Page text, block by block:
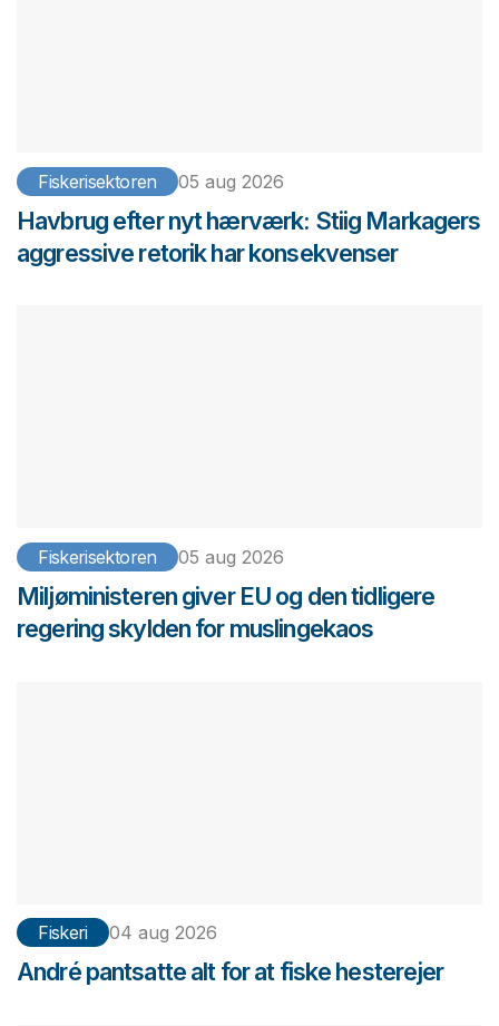
Fiskerisektoren 05 aug 2026
Havbrug efter nyt hærværk: Stiig Markagers
aggressive retorik har konsekvenser
Fiskerisektoren 05 aug 2026
Miljøministeren giver EU og den tidligere
regering skylden for muslingekaos
Fiskeri 04 aug 2026
André pantsatte alt for at fiske hesterejer